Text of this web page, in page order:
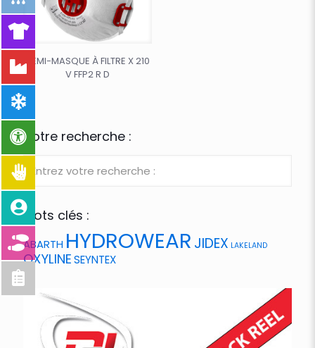
DEMI-MASQUE À FILTRE X 210
V FFP2 R D
Votre recherche :
Mots clés :
ABARTH HYDROWEAR JIDEX LAKELAND
OXYLINESEYNTEX